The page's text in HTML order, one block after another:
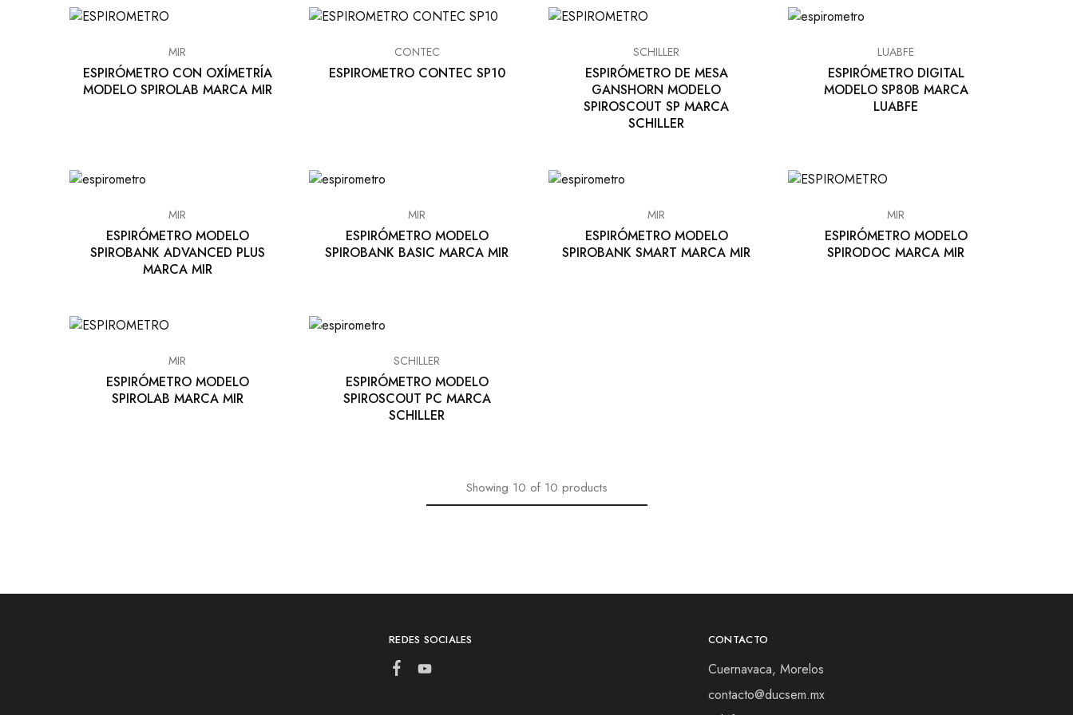
EQUIPO DENTAL
MIR
ESPIRÓMETRO CON OXÍMETRÍA
MODELO SPIROLAB MARCA MIR
CONTEC
ESPIROMETRO CONTEC SP10
SCHILLER
ESPIRÓMETRO DE MESA
GANSHORN MODELO
SPIROSCOUT SP MARCA
SCHILLER
LUABFE
ESPIRÓMETRO DIGITAL
MODELO SP80B MARCA
LUABFE
MIR
ESPIRÓMETRO MODELO
SPIROBANK ADVANCED PLUS
MARCA MIR
MIR
ESPIRÓMETRO MODELO
SPIROBANK BASIC MARCA MIR
MIR
ESPIRÓMETRO MODELO
SPIROBANK SMART MARCA MIR
MIR
ESPIRÓMETRO MODELO
SPIRODOC MARCA MIR
MIR
ESPIRÓMETRO MODELO
SPIROLAB MARCA MIR
SCHILLER
ESPIRÓMETRO MODELO
SPIROSCOUT PC MARCA
SCHILLER
Showing 10 of 10 products
REDES SOCIALES CONTACTO
Cuernavaca, Morelos
contacto@ducsem.mx